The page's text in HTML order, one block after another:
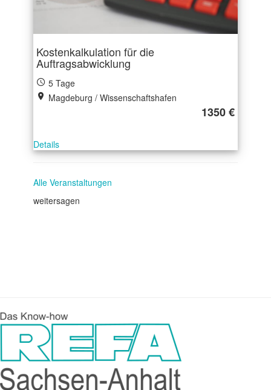
Kostenkalkulation für die
Auftragsabwicklung
5 Tage
Magdeburg / Wissenschaftshafen
1350 €
Details
Alle Veranstaltungen
weitersagen